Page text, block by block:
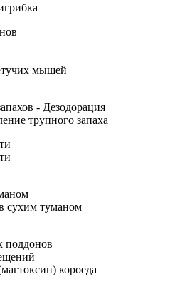
мышей
- Дезодорация
трупного запаха
сухим туманом
поддонов
короеда